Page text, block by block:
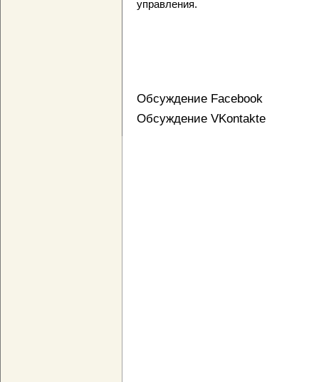
управления.
Обсуждение Facebook
Обсуждение VKontakte